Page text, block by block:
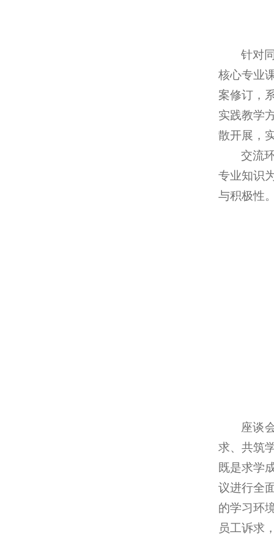
针对
核心专业
案修订，
实践教学
散开展，
交流
专业知识
与积极性
座谈
求、共筑
既是求学
议进行全
的学习环
员工诉求